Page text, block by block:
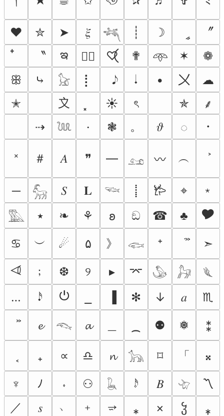
❤ ✮ ➤ 𝜉 𓆈 ┊ ☽
〞
〝
ఇ ♡⃕ ♡⃝ ✟ 𖥸 ✶
❁
ꕥ
⤷ 𓃠 ⡇ 𝆺𝅥 • 〤
☁
✭
〩 ☀ ৎ ✯
⸙
⇢
𓆙 ⸱ ❃ 。 𝜗 ◌
・
༝
＃ 𝐴 ❞ ― 𓃭 〰 ︵
─ 𓃵 𝑆 𝐋 𓆝 ⸽ 𐂂 ⌖
﹡
𓅔
٭ ❧ ⚘ 𐐪 ඞ ☎ ♣ 🎔
♋︎ ︶ ☄ ۵ 》 𓆟 ⁺
➣
⏿
﹔ ❆ ୨ ▸ ⌤ 𓅇 𓃗
𓆰
…
𝆺𝅥𝅯 ⏻ ✻ ↓ 𝑎
♏︎
𝓮
𓆞 𝓪 ⚉ ❅ ⁑
₊ ∝ ♎︎ 𝓷 𓃥 ⌑ 「
𝄪
♆
ﾉ ⬫ ⚇ 𓆘 𝆹𝅥𝅯 𝐵 𓄀
〽
／
𝑠 ﹅ ﹢ ⭌ ⁎ × ჴ
⁎̩